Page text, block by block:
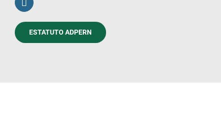
ESTATUTO ADPERN